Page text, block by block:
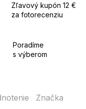
Zľavový kupón 12 €
za fotorecenziu
Poradíme
s výberom
Značka